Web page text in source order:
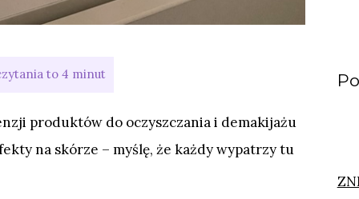
produktów do oczyszczania i demakijażu
na skórze – myślę, że każdy wypatrzy tu